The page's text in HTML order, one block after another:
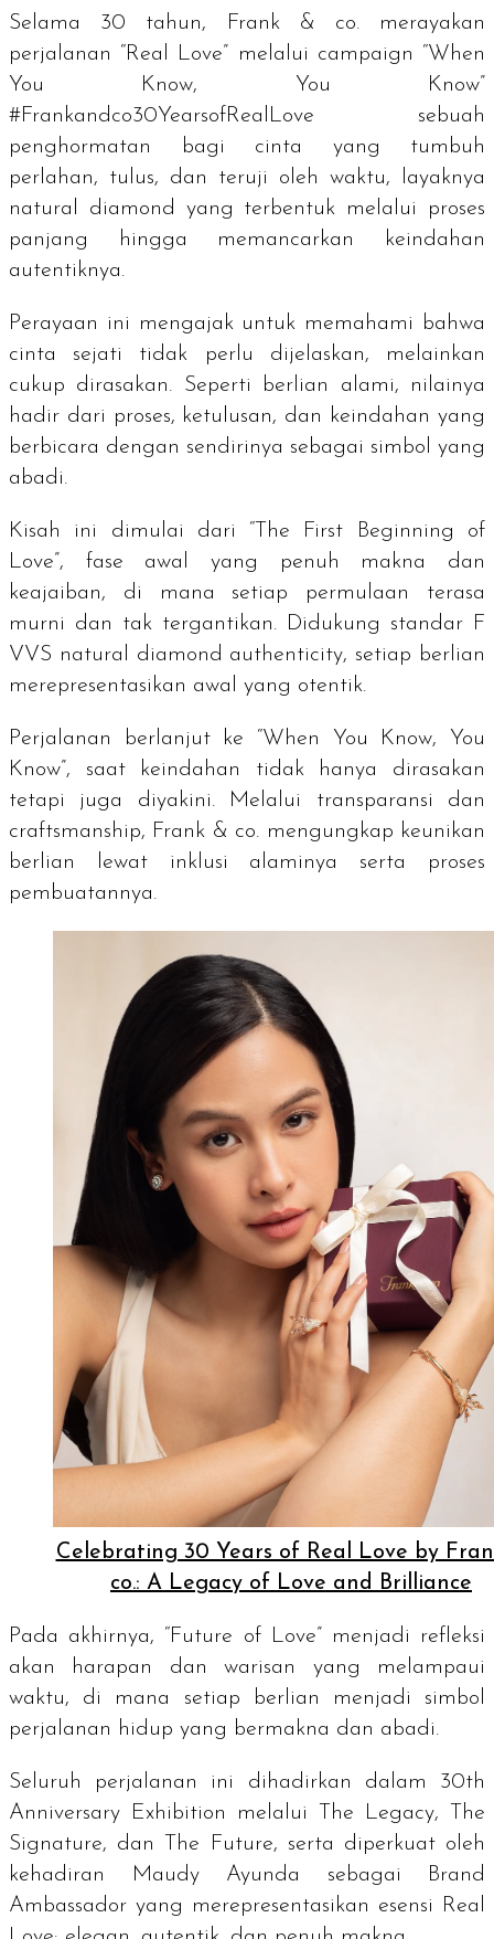
Selama 30 tahun, Frank & co. merayakan
perjalanan “Real Love” melalui campaign “When
You Know, You Know”
#Frankandco30YearsofRealLove sebuah
penghormatan bagi cinta yang tumbuh
perlahan, tulus, dan teruji oleh waktu, layaknya
natural diamond yang terbentuk melalui proses
panjang hingga memancarkan keindahan
autentiknya.
Perayaan ini mengajak untuk memahami bahwa
cinta sejati tidak perlu dijelaskan, melainkan
cukup dirasakan. Seperti berlian alami, nilainya
hadir dari proses, ketulusan, dan keindahan yang
berbicara dengan sendirinya sebagai simbol yang
abadi.
Kisah ini dimulai dari “The First Beginning of
Love”, fase awal yang penuh makna dan
keajaiban, di mana setiap permulaan terasa
murni dan tak tergantikan. Didukung standar F
VVS natural diamond authenticity, setiap berlian
merepresentasikan awal yang otentik.
Perjalanan berlanjut ke “When You Know, You
Know”, saat keindahan tidak hanya dirasakan
tetapi juga diyakini. Melalui transparansi dan
craftsmanship, Frank & co. mengungkap keunikan
berlian lewat inklusi alaminya serta proses
pembuatannya.
Celebrating 30 Years of Real Love by
co.: A Legacy of Love and Brilliance
Pada akhirnya, “Future of Love” menjadi refleksi
akan harapan dan warisan yang melampaui
waktu, di mana setiap berlian menjadi simbol
perjalanan hidup yang bermakna dan abadi.
Seluruh perjalanan ini dihadirkan dalam 30th
Anniversary Exhibition melalui
The Legacy,
The
Signature, dan The Future, serta diperkuat oleh
kehadiran Maudy Ayunda sebagai
Brand
Ambassador yang merepresentasikan esensi Real